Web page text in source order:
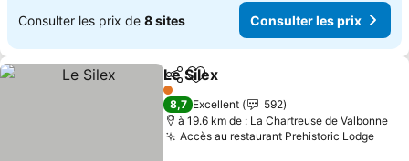
Consulter les prix de 8 sites Consulter les prix
PartagerAjouter à mes favoris
Le Silex
1 Étoiles
8,7 Excellent
592
à 19.6 km de : La Chartreuse de Valbonne
Accès au restaurant Prehistoric Lodge